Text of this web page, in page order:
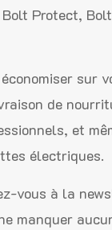
Protect,
sur
de
et
électriques.
vous à la
manquer